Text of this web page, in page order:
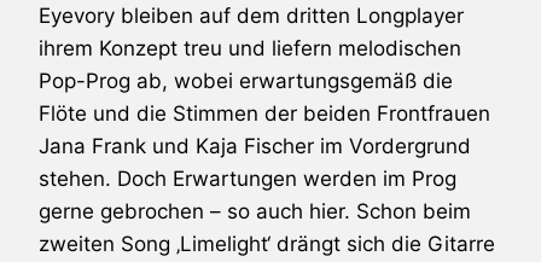
Eyevory bleiben auf dem dritten Longplayer
ihrem Konzept treu und liefern melodischen
Pop-Prog ab, wobei erwartungsgemäß die
Flöte und die Stimmen der beiden Frontfrauen
Jana Frank und Kaja Fischer im Vordergrund
stehen. Doch Erwartungen werden im Prog
gerne gebrochen – so auch hier. Schon beim
zweiten Song ‚Limelight‘ drängt sich die Gitarre